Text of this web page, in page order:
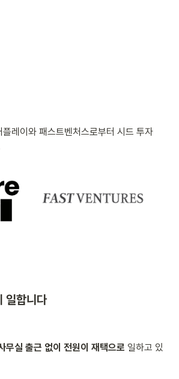
레이와 패스트벤처스로부터 시드 투자
일합니다
무실 출근 없이 전원이 재택으로 일하고 있